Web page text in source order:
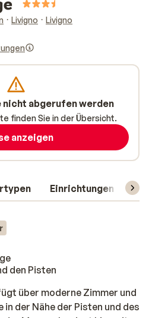
Livigno
Livigno
Einrichtungen
den Pisten
über moderne Zimmer und
in der Nähe der Pisten und des
abgerufen werden
finden Sie in der Übersicht.
anzeigen